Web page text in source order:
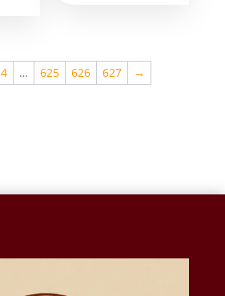
4 … 625 626 627 →